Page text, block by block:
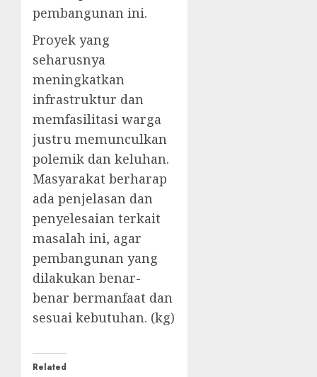
pembangunan ini.
Proyek yang
seharusnya
meningkatkan
infrastruktur dan
memfasilitasi warga
justru memunculkan
polemik dan keluhan.
Masyarakat berharap
ada penjelasan dan
penyelesaian terkait
masalah ini, agar
pembangunan yang
dilakukan benar-
benar bermanfaat dan
sesuai kebutuhan. (kg)
Related